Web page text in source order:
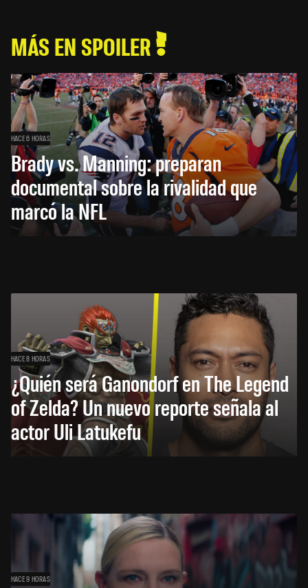
MÁS EN SPOILER
HACE 6 HORAS
Brady vs. Manning: preparan
documental sobre la rivalidad que
marcó la NFL
HACE 8 HORAS
¿Quién será Ganondorf en The Legend
of Zelda? Un nuevo reporte señala al
actor Uli Latukefu
HACE 9 HORAS